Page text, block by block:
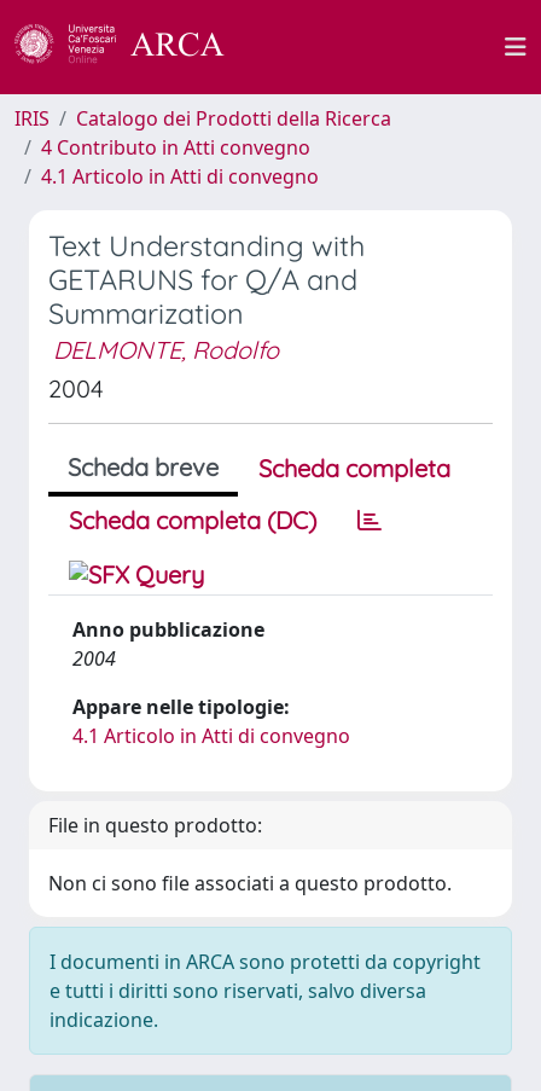
IRIS
Catalogo dei Prodotti della Ricerca
4 Contributo in Atti convegno
4.1 Articolo in Atti di convegno
Text Understanding with
GETARUNS for Q/A and
Summarization
DELMONTE, Rodolfo
2004
Scheda breve
Scheda completa
Scheda completa (DC)
Anno pubblicazione
2004
Appare nelle tipologie:
4.1 Articolo in Atti di convegno
File in questo prodotto:
Non ci sono file associati a questo prodotto.
I documenti in ARCA sono protetti da copyright
e tutti i diritti sono riservati, salvo diversa
indicazione.